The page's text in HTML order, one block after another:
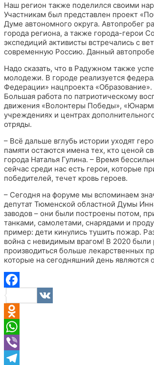
Наш регион также поделился своими
Участникам был представлен проект
Думе автономного округа. Автопробег
города региона, а также города-герои
экспедиций активисты встречались с
современную Россию. Данный
Надо сказать, что в Радужном также
молодежи. В городе реализуется
Федерации» нацпроекта
Большая работа по патриотическому
движения «Волонтеры Победы»,
учреждениях и центрах
отряды.
– Всё дальше вглубь истории уходят
памяти остаются имена тех, кто ценой
города Наталья Гулина. – Время
сейчас среди нас есть герои, которые
победителей, течет кровь героев.
– Сегодня на форуме мы вспоминаем
депутат Тюменской областной Думы
заводов – они были построены потом,
танками, самолетами, снарядами и
пример: дети кинулись тушить пожар.
война с невидимым врагом! В 2020
производиться больше лекарственных
которые на сегодняшний день
Facebook
VK
Odnoklassniki
WhatsApp
Viber